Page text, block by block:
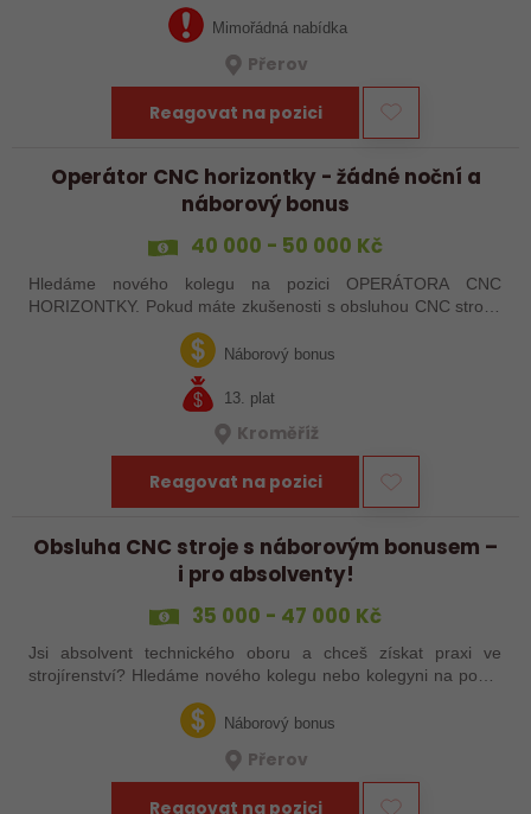
zakázkovou výrobu. Čeká Vás…Mimořádná nabídka
Přerov
Reagovat na pozici
Operátor CNC horizontky - žádné noční a
náborový bonus
40 000 - 50 000 Kč
Hledáme nového kolegu na pozici OPERÁTORA CNC
HORIZONTKY. Pokud máte zkušenosti s obsluhou CNC strojů,
orientujete se ve výkresové dokumentaci a máte chuť naučit se
něco nového, pak jste ideálním…Náborový bonus
13. plat
Kroměříž
Reagovat na pozici
Obsluha CNC stroje s náborovým bonusem –
i pro absolventy!
35 000 - 47 000 Kč
Jsi absolvent technického oboru a chceš získat praxi ve
strojírenství? Hledáme nového kolegu nebo kolegyni na pozici
obsluhy strojů – pokud tě láká práce ve výrobě, kde se něco
skutečně tvoří, rádi…
Náborový bonus
Přerov
Reagovat na pozici